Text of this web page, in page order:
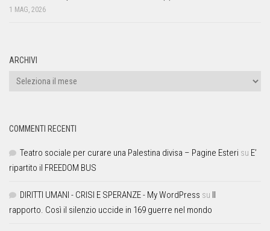
1 MAG, 2026
ARCHIVI
COMMENTI RECENTI
Teatro sociale per curare una Palestina divisa – Pagine Esteri su E’
ripartito il FREEDOM BUS
DIRITTI UMANI - CRISI E SPERANZE - My WordPress su Il
rapporto. Così il silenzio uccide in 169 guerre nel mondo